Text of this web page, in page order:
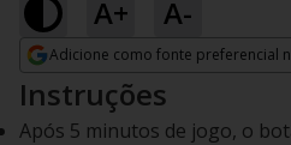
A+ A-
Adicione como fonte preferencial
Opens in new window
Instruções
Após 5 minutos de jogo, o